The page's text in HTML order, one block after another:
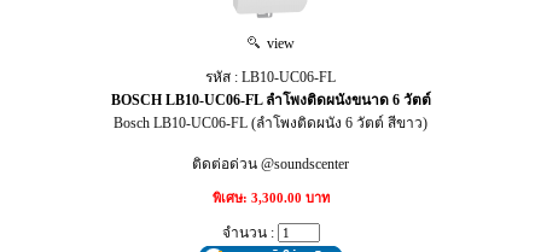
view
รหัส : LB10-UC06-FL
BOSCH LB10-UC06-FL ลำโพงติดผนังขนาด 6 วัตต์
Bosch LB10-UC06-FL (ลำโพงติดผนัง 6 วัตต์ สีขาว)
ติดต่อด่วน @soundscenter
พิเศษ: 3,300.00 บาท
จำนวน :